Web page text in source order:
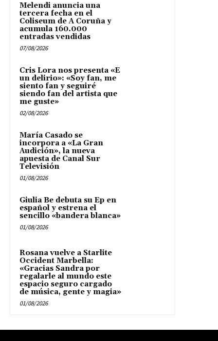
Melendi anuncia una
tercera fecha en el
Coliseum de A Coruña y
acumula 160.000
entradas vendidas
07/08/2026
Cris Lora nos presenta «E
un delirio»: «Soy fan, me
siento fan y seguiré
siendo fan del artista que
me guste»
02/08/2026
María Casado se
incorpora a «La Gran
Audición», la nueva
apuesta de Canal Sur
Televisión
01/08/2026
Giulia Be debuta su Ep en
español y estrena el
sencillo «bandera blanca»
01/08/2026
Rosana vuelve a Starlite
Occident Marbella:
«Gracias Sandra por
regalarle al mundo este
espacio seguro cargado
de música, gente y magia»
01/08/2026